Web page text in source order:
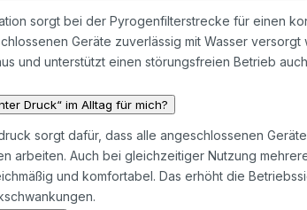
sorgt bei der Pyrogenfilterstrecke für einen
Geräte zuverlässig mit Wasser versorgt
und unterstützt einen störungsfreien Betrieb
Druck“ im Alltag für mich?
sorgt dafür, dass alle angeschlossenen
arbeiten. Auch bei gleichzeitiger Nutzung
und komfortabel. Das erhöht die